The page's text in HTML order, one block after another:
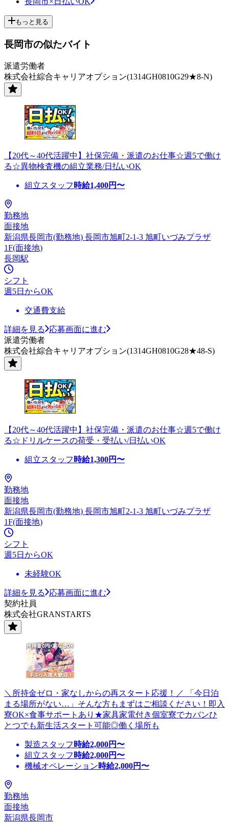
もっと見る
長岡市の似たバイト
派遣労働者
株式会社綜合キャリアオプション(1314GH0810G29★8-N)
【20代～40代活躍中】社保完備・派遣のお仕事☆週5で働け
る☆異物検査機の組立業務/日払いOK
組立スタッフ 時給1,400円〜
勤務地
面接地
新潟県長岡市(勤務地) 長岡市旭町2-1-3 旭町いづみプラザ
1F(面接地)
長岡駅
シフト
週5日からOK
交通費支給
詳細を見る
応募画面に進む
派遣労働者
株式会社綜合キャリアオプション(1314GH0810G28★48-S)
【20代～40代活躍中】社保完備・派遣のお仕事☆週5で働け
る☆ドリルケースの荷受・受払い/日払いOK
組立スタッフ 時給1,300円〜
勤務地
面接地
新潟県長岡市(勤務地) 長岡市旭町2-1-3 旭町いづみプラザ
1F(面接地)
シフト
週5日からOK
未経験OK
詳細を見る
応募画面に進む
契約社員
株式会社GRANSTARTS
＼所持金ゼロ・家なしからの再スタート応援！／ 「今日泊
まる場所がない…」そんな方もまずはご相談ください！即入
寮OK×食事サポートあり★家具家電付き個室寮でカバンひ
とつでも新生活スタート可能◎働く場所も
製造スタッフ 時給2,000円〜
組立スタッフ 時給2,000円〜
機械オペレーション時給2,000円〜
勤務地
面接地
新潟県長岡市